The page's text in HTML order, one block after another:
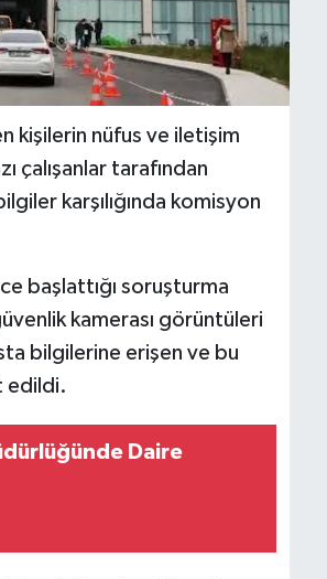
kişilerin nüfus ve iletişim
çalışanlar tarafından
karşılığında komisyon
başlattığı soruşturma
kamerası görüntüleri
bilgilerine erişen ve bu
edildi.
Daire